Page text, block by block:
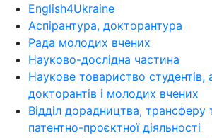
English4Ukraine
Аспірантура, докторантура
Рада молодих вчених
Науково-дослідна частина
Наукове товариство студентів,
докторантів і молодих вчених
Відділ дорадництва, трансферу
патентно-проєктної діяльності